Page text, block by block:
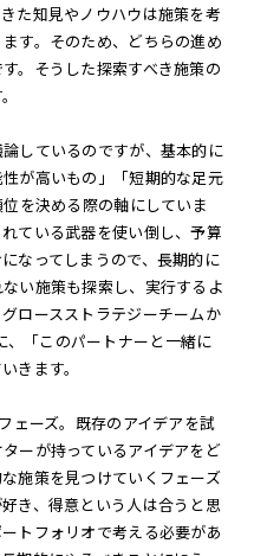
た知見やノウハウは施策を考
す。そのため、どちらの進め
。そうした探索すべき施策の
しているのですが、基本的に
が高いもの」「短期的な足元
を決める際の軸にしていま
ている武器を使い倒し、予算
なってしまうので、長期的に
い施策も探索し、実行するよ
ロースストラテジーチームか
「このパートナーと一緒に
きます。
ェーズ。既存のアイデアを試
ーが持っているアイデアをど
施策を見つけていくフェーズ
き、得意という人は合うと思
トフォリオで考える必要があ